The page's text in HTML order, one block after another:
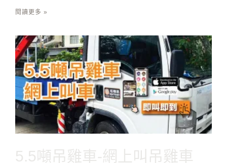
閱讀更多 »
5.5噸吊雞車-網上叫吊雞車